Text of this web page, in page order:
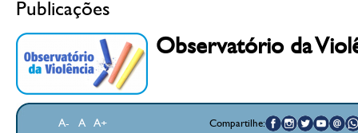
Publicações
Observatório da
A- A A+ Compartilhe: